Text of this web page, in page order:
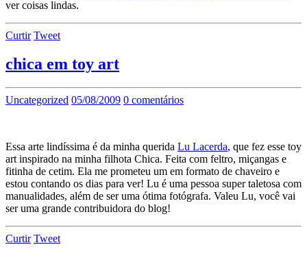
ver coisas lindas.
Curtir Tweet
chica em toy art
Uncategorized 05/08/2009 0 comentários
Essa arte lindíssima é da minha querida Lu Lacerda, que fez esse toy
art inspirado na minha filhota Chica. Feita com feltro, miçangas e
fitinha de cetim. Ela me prometeu um em formato de chaveiro e
estou contando os dias para ver! Lu é uma pessoa super taletosa com
manualidades, além de ser uma ótima fotógrafa. Valeu Lu, você vai
ser uma grande contribuidora do blog!
Curtir Tweet